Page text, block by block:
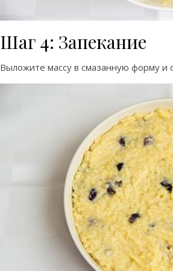
Шаг 4: Запекание
Выложите массу в смазанную форму и